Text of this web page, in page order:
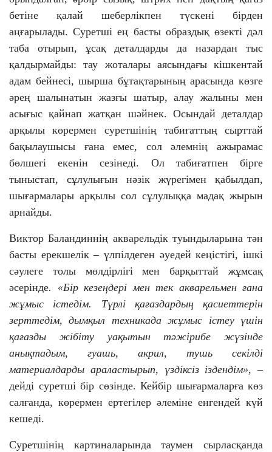
бетіне қалай шеберлікпен түскені бірден
аңғарылады. Суретші ең басты образдық өзекті дәл
таба отырып, ұсақ деталдарды да назардан тыс
қалдырмайды: тау жоталары аясындағы кішкентай
адам бейнесі, шырша бұтақтарының арасында көзге
әрең шалынатын жазғы шатыр, алау жалыны мен
асығыс қайнап жатқан шәйнек. Осындай деталдар
арқылы көрермен суретшінің табиғаттың сырттай
бақылаушысы ғана емес, сол әлемнің ажырамас
бөлшегі екенін сезінеді. Ол табиғатпен бірге
тыныстап, сұлулығын нәзік жүрегімен қабылдап,
шығармалары арқылы сол сұлулыққа мадақ жырын
арнайды.
Виктор Баландиннің акварельдік туындыларына тән
басты ерекшелік – үлпілдеген әуедей кеңістігі, ішкі
сәулеге толы мөлдірлігі мен барқыттай жұмсақ
әсерінде. «Бір кезеңдері мен тек акварельмен ғана
жұмыс істедім. Түрлі қағаздардың қасиеттерін
зерттедім, дымқыл техникада жұмыс істеу үшін
қағазды жібіту уақытын тәжірибе жүзінде
анықтадым, гуашь, акрил, тушь секілді
материалдарды араластырып, үздіксіз іздендім», –
дейді суретші бір сөзінде. Кейбір шығармаларға көз
салғанда, көрермен ертегілер әлеміне енгендей күй
кешеді.
Суретшінің картиналарында таумен сырласқанда